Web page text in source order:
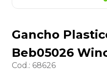
Gancho
Beb05026
Cod.: 68626